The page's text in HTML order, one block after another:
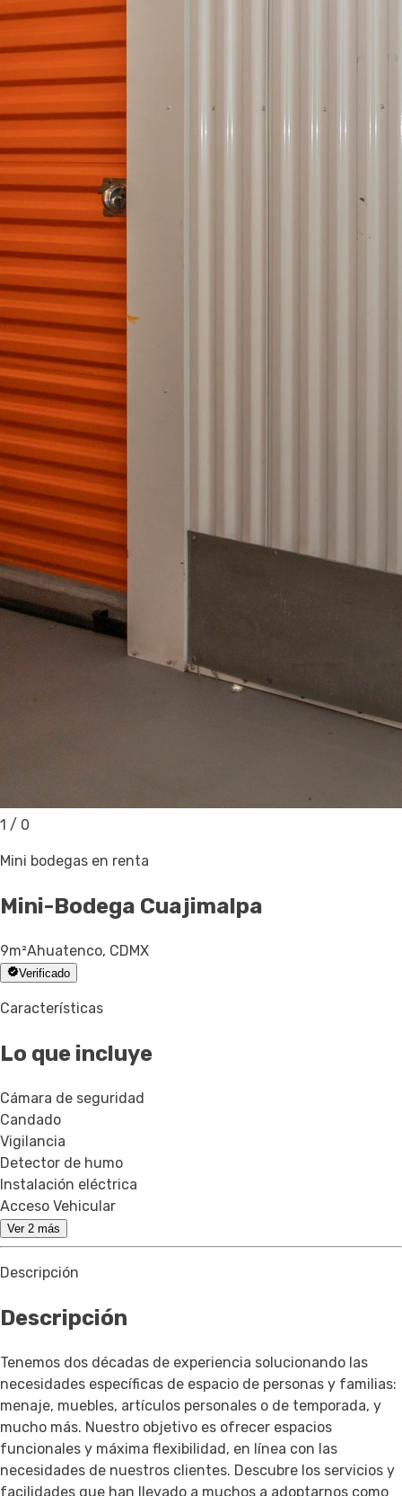
1 / 0
Mini bodegas en renta
Mini-Bodega Cuajimalpa
9m²Ahuatenco, CDMX
Verificado
Características
Lo que incluye
Cámara de seguridad
Candado
Vigilancia
Detector de humo
Instalación eléctrica
Acceso Vehicular
Ver 2 más
Descripción
Descripción
Tenemos dos décadas de experiencia solucionando las
necesidades específicas de espacio de personas y familias:
menaje, muebles, artículos personales o de temporada, y
mucho más. Nuestro objetivo es ofrecer espacios
funcionales y máxima flexibilidad, en línea con las
necesidades de nuestros clientes. Descubre los servicios y
facilidades que han llevado a muchos a adoptarnos como